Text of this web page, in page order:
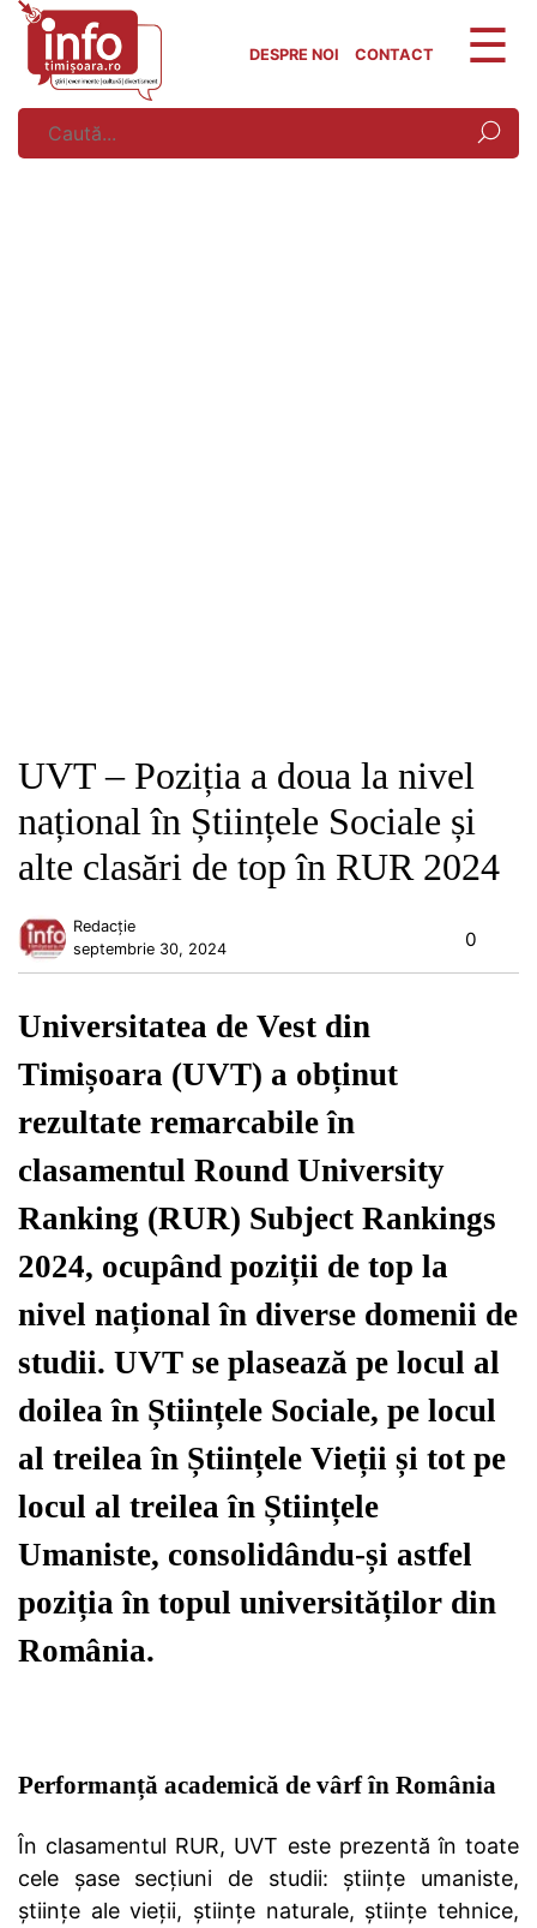
Skip
content
DESPRE NOI CONTACT
UVT – Poziția a doua la nivel
național în Științele Sociale și
alte clasări de top în RUR 2024
Redacție
septembrie 30, 2024
0
Universitatea de Vest din
Timișoara (UVT) a obținut
rezultate remarcabile în
clasamentul Round University
Ranking (RUR) Subject Rankings
2024, ocupând poziții de top la
nivel național în diverse domenii de
studii. UVT se plasează pe locul al
doilea în Științele Sociale, pe locul
al treilea în Științele Vieții și tot pe
locul al treilea în Științele
Umaniste, consolidându-și astfel
poziția în topul universităților din
România.
Performanță academică de vârf în România
În clasamentul RUR, UVT este prezentă în toate
cele șase secțiuni de studii: științe umaniste,
științe ale vieții, științe naturale, științe tehnice,